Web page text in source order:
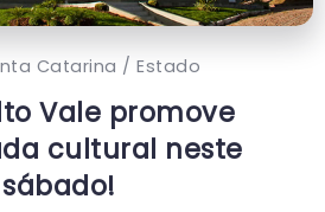
Catarina / Estado
Vale promove
cultural neste
sábado!